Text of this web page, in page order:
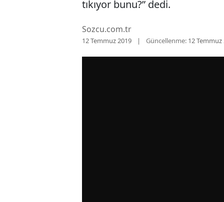
tıkıyor bunu?” dedi.
Sozcu.com.tr
12 Temmuz 2019 Güncellenme: 12 Temmuz